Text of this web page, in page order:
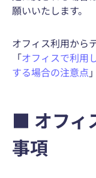
願いいたします。
オフィス利用から
「オフィスで利用
する場合の注意点
■ オフィ
事項